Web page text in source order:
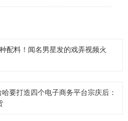
配料！闻名男星发的戏弄视频火
要打造四个电子商务平台宗庆后：